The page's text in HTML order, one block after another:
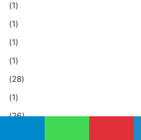
(1)
(1)
(1)
(1)
(28)
(1)
(26)